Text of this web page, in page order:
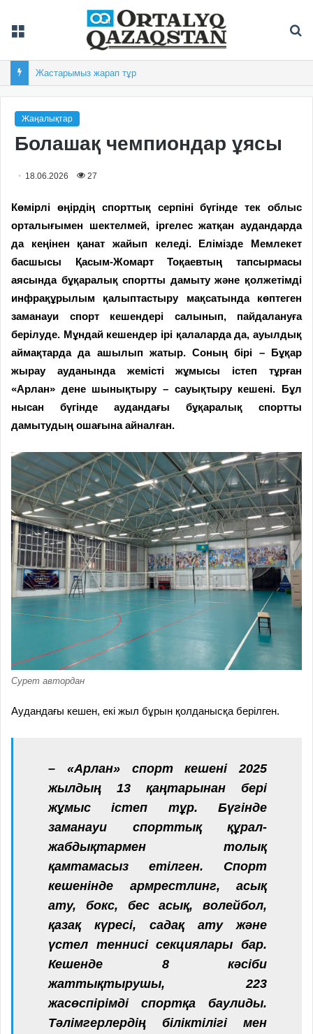
Жеңіс жылнамасының бастауы
Жаңалықтар
Болашақ чемпиондар ұясы
18.06.2026 27
Көмірлі өңірдің спорттық серпіні бүгінде тек облыс
орталығымен шектелмей, іргелес жатқан аудандарда
да кеңінен қанат жайып келеді. Елімізде Мемлекет
басшысы Қасым-Жомарт Тоқаевтың тапсырмасы
аясында бұқаралық спортты дамыту және қолжетімді
инфрақұрылым қалыптастыру мақсатында көптеген
заманауи спорт кешендері салынып, пайдалануға
берілуде. Мұндай кешендер ірі қалаларда да, ауылдық
аймақтарда да ашылып жатыр. Соның бірі – Бұқар
жырау ауданында жемісті жұмысы істеп тұрған
«Арлан» дене шынықтыру – сауықтыру кешені. Бұл
нысан бүгінде аудандағы бұқаралық спортты
дамытудың ошағына айналған.
Сурет автордан
Аудандағы кешен, екі жыл бұрын қолданысқа берілген.
– «Арлан» спорт кешені 2025
жылдың 13 қаңтарынан бері
жұмыс істеп тұр. Бүгінде
заманауи спорттық құрал-
жабдықтармен толық
қамтамасыз етілген. Спорт
кешенінде армрестлинг, асық
ату, бокс, бес асық, волейбол,
қазақ күресі, садақ ату және
үстел теннисі секциялары бар.
Кешенде 8 кәсіби
жаттықтырушы, 223
жасөспірімді спортқа баулиды.
Тәлімгерлердің біліктілігі мен